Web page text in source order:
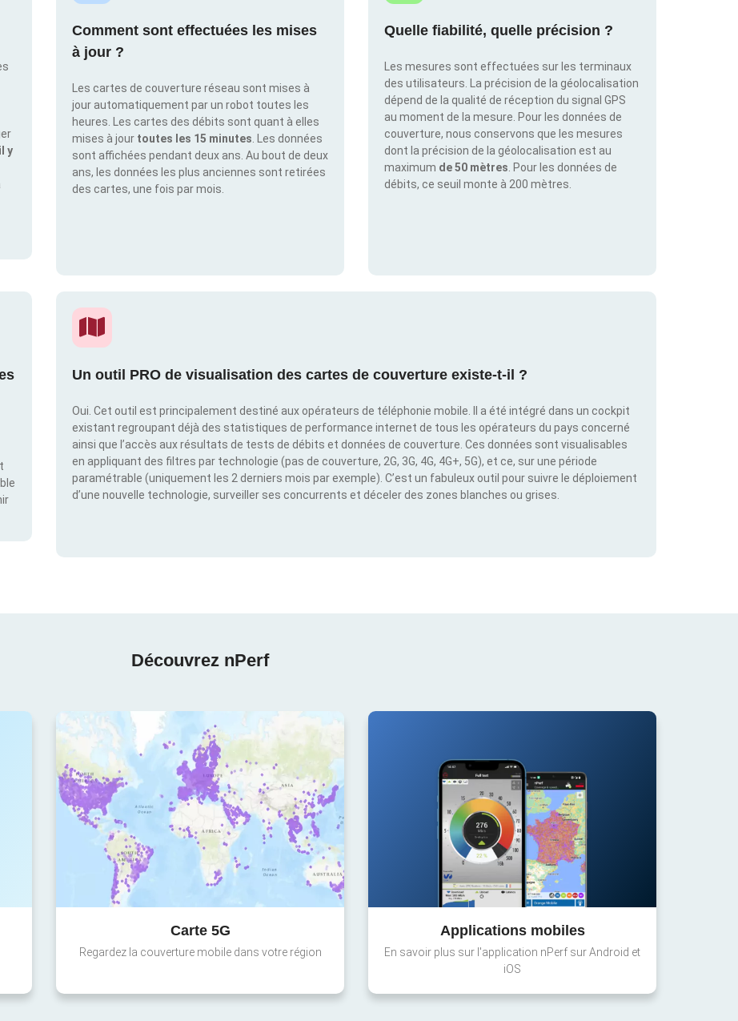
y
Comment sont effectuées les mises
à jour ?
Les cartes de couverture réseau sont mises à
jour automatiquement par un robot toutes les
heures. Les cartes des débits sont quant à elles
mises à jour toutes les 15 minutes . Les données
sont affichées pendant deux ans. Au bout de deux
ans, les données les plus anciennes sont retirées
des cartes, une fois par mois.
Quelle fiabilité, quelle précision ?
Les mesures sont effectuées sur les terminaux
des utilisateurs. La précision de la géolocalisation
dépend de la qualité de réception du signal GPS
au moment de la mesure. Pour les données de
couverture, nous conservons que les mesures
dont la précision de la géolocalisation est au
maximum de 50 mètres . Pour les données de
débits, ce seuil monte à 200 mètres.
Un outil PRO de visualisation des cartes de couverture existe-t-il ?
Oui. Cet outil est principalement destiné aux opérateurs de téléphonie mobile. Il a été intégré dans un cockpit
existant regroupant déjà des statistiques de performance internet de tous les opérateurs du pays concerné
ainsi que l’accès aux résultats de tests de débits et données de couverture. Ces données sont visualisables
en appliquant des filtres par technologie (pas de couverture, 2G, 3G, 4G, 4G+, 5G), et ce, sur une période
paramétrable (uniquement les 2 derniers mois par exemple). C’est un fabuleux outil pour suivre le déploiement
d’une nouvelle technologie, surveiller ses concurrents et déceler des zones blanches ou grises.
Découvrez nPerf
Carte 5G
Regardez la couverture mobile dans votre région
Applications mobiles
En savoir plus sur l'application nPerf sur Android et
iOS